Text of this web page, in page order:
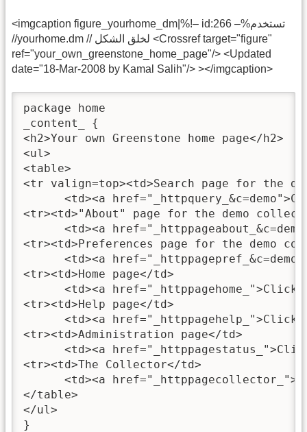
<imgcaption figure_yourhome_dm|%!– id:266 –%تستخدم
//yourhome.dm // لخلق الشكل <Crossref target="figure"
ref="your_own_greenstone_home_page"/> <Updated
date="18-Mar-2008 by Kamal Salih"/> ></imgcaption>
package home
_content_ {
<h2>Your own Greenstone home page</h2>
<ul>
<table>
<tr valign=top><td>Search page for the
<td><a
<tr><td>"About" page for the demo
<td><a
<tr><td>Preferences page for the demo
<td><a
<tr><td>Home page</td>
<td><a href="_httppagehome_">Click
<tr><td>Help page</td>
<td><a href="_httppagehelp_">Click
<tr><td>Administration page</td>
<td><a
<tr><td>The Collector</td>
<td><a
</table>
</ul>
}